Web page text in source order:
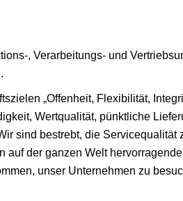
, Verarbeitungs- und
„Offenheit, Flexibilität,
Wertqualität, pünktliche
sind bestrebt, die
auf der ganzen Welt
unser Unternehmen zu